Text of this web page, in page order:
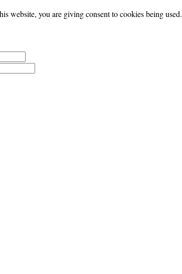
website, you are giving consent to cookies being used.